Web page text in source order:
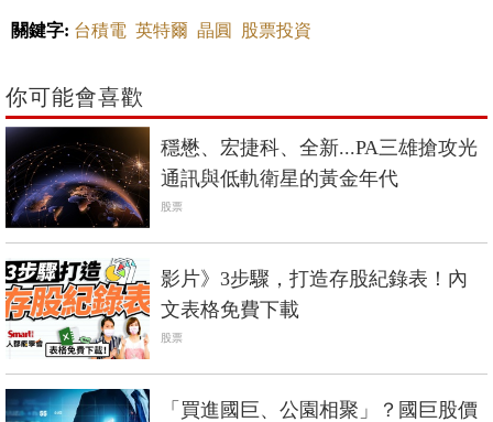
關鍵字: 台積電 英特爾 晶圓 股票投資
你可能會喜歡
穩懋、宏捷科、全新...PA三雄搶攻光
通訊與低軌衛星的黃金年代
股票
影片》3步驟，打造存股紀錄表！內
文表格免費下載
股票
「買進國巨、公園相聚」？國巨股價